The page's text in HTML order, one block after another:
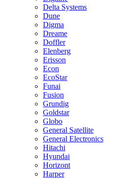
Delta Systems
Dune
Digma
Dreame
Doffler
Elenberg
Erisson
Econ
EcoStar
Funai
Fusion
Grundig
Goldstar
Globo
General Satellite
General Electronics
Hitachi
Hyundai
Horizont
Harper